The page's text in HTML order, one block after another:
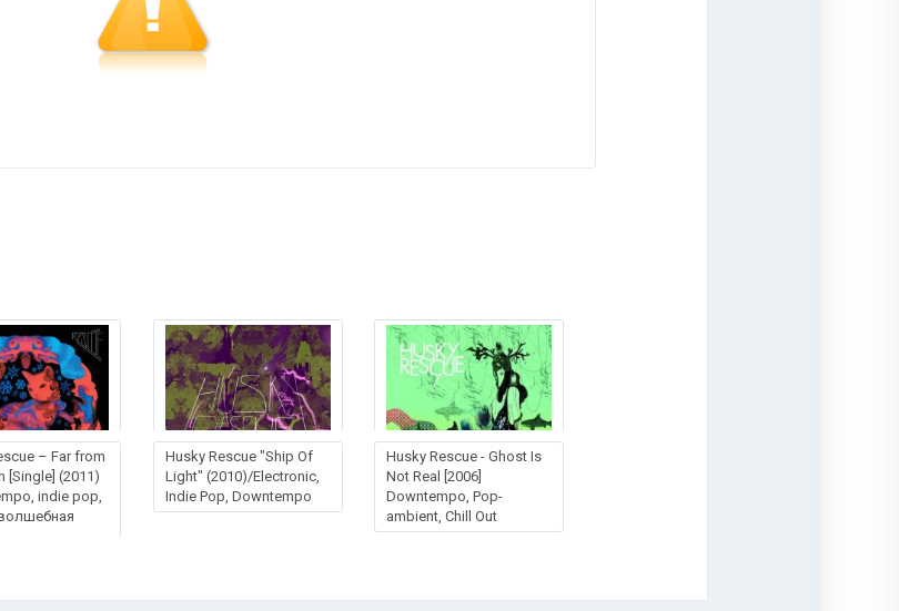
– Far from
[Single] (2011)
indie pop,
Husky Rescue "Ship Of
Light" (2010)/Electronic,
Indie Pop, Downtempo
Husky Rescue - Ghost Is
Not Real [2006]
Downtempo, Pop-
ambient, Chill Out